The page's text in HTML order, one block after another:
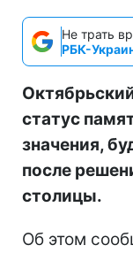
Не трать
РБК-
статус
значения,
после
столицы.
Об этом